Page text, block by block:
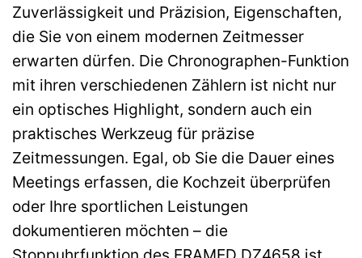
Zuverlässigkeit und Präzision, Eigenschaften,
die Sie von einem modernen Zeitmesser
erwarten dürfen. Die Chronographen-Funktion
mit ihren verschiedenen Zählern ist nicht nur
ein optisches Highlight, sondern auch ein
praktisches Werkzeug für präzise
Zeitmessungen. Egal, ob Sie die Dauer eines
Meetings erfassen, die Kochzeit überprüfen
oder Ihre sportlichen Leistungen
dokumentieren möchten – die